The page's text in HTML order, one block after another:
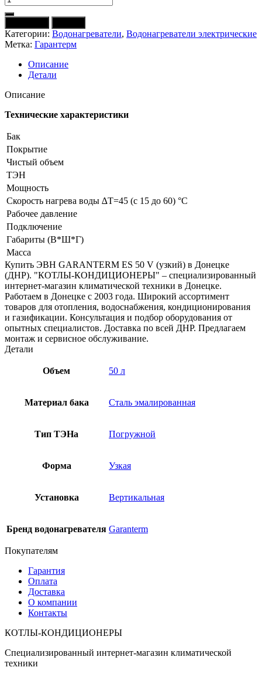
товара
ЭВН
GARANTERM
ES
50
(узкий)
Категории: Водонагреватели, Водонагреватели электрические
Метка: Гарантерм
Описание
Детали
Описание
Технические характеристики
Бак
Покрытие
Чистый объем
ТЭН
Мощность
Скорость нагрева воды ∆Т=45 (с 15 до 60) °С
Рабочее давление
Подключение
Габариты (В*Ш*Г)
Масса
Купить ЭВН GARANTERM ES 50 V (узкий) в Донецке
(ДНР). "КОТЛЫ-КОНДИЦИОНЕРЫ" – специализированный
интернет-магазин климатической техники в Донецке.
Работаем в Донецке с 2003 года. Широкий ассортимент
товаров для отопления, водоснабжения, кондиционирования
и газификации. Консультация и подбор оборудования от
опытных специалистов. Доставка по всей ДНР. Предлагаем
монтаж и сервисное обслуживание.
Детали
Объем 50 л
Материал бака Сталь эмалированная
Тип ТЭНа Погружной
Форма Узкая
Установка Вертикальная
Бренд водонагревателя Garanterm
Покупателям
Гарантия
Оплата
Доставка
О компании
Контакты
КОТЛЫ-КОНДИЦИОНЕРЫ
Специализированный интернет-магазин климатической
техники